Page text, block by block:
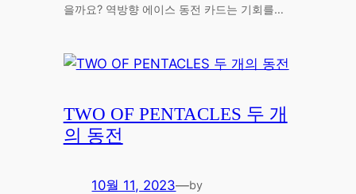
을까요? 역방향 에이스 동전 카드는 기회를…
TWO OF PENTACLES 두 개
의 동전
10월 11, 2023—by